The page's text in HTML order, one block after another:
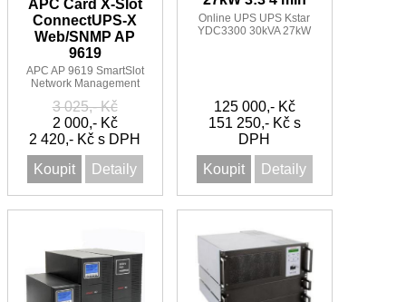
APC Card X-Slot
ConnectUPS-X
Web/SNMP AP
9619
APC AP 9619 SmartSlot
Network Management
monitoringem
3 025,- Kč
2 000,- Kč
2 420,- Kč s DPH
Koupit
Detaily
Online UPS UPS Kstar
YDC3300 30kVA 27kW
125 000,- Kč
151 250,- Kč s
DPH
Koupit
Detaily